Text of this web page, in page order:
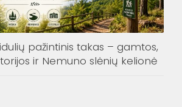
pažintinis takas – gamtos,
ir Nemuno slėnių kelionė